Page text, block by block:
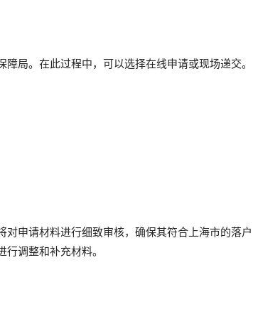
局。在此过程中，可以选择在线申请或现场递交。
申请材料进行细致审核，确保其符合上海市的落户
调整和补充材料。